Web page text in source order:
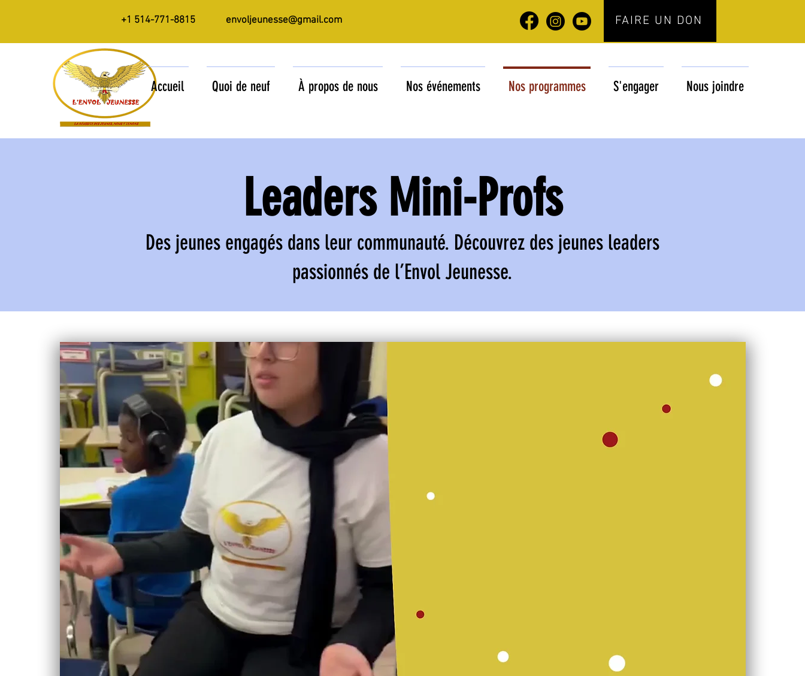
+1 514-771-8815 envoljeunesse@gmail.com FAIRE UN DON
Accueil Quoi de neuf À propos de nous Nos événements Nos programmes S'engager Nous joindre
Leaders Mini-Profs
Des jeunes engagés dans leur communauté. Découvrez des jeunes leaders
passionnés de l’Envol Jeunesse.